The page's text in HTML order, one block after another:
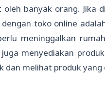
banyak orang. Jika
toko online
meninggalkan
menyediakan
dan melihat produk yang